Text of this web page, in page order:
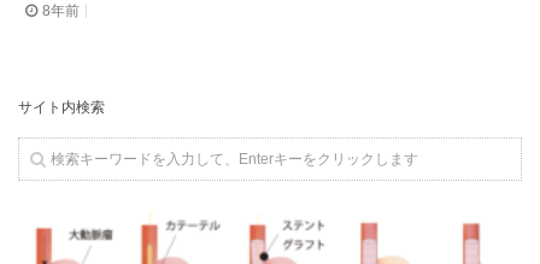
8年前
サイト内検索